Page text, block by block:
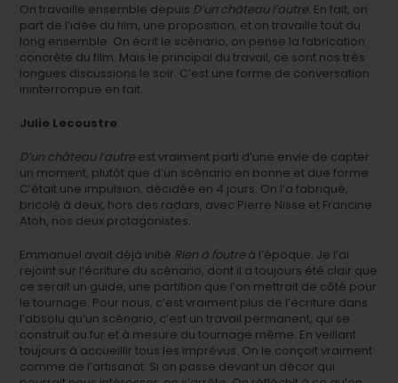
On travaille ensemble depuis D’un château l’autre. En fait, on
part de l’idée du film, une proposition, et on travaille tout du
long ensemble. On écrit le scénario, on pense la fabrication
concrète du film. Mais le principal du travail, ce sont nos très
longues discussions le soir. C’est une forme de conversation
ininterrompue en fait.
Julie Lecoustre
D’un château l’autre est vraiment parti d’une envie de capter
un moment, plutôt que d’un scénario en bonne et due forme.
C’était une impulsion, décidée en 4 jours. On l’a fabriqué,
bricolé à deux, hors des radars, avec Pierre Nisse et Francine
Atoh, nos deux protagonistes.
Emmanuel avait déjà initié Rien à foutre à l’époque. Je l’ai
rejoint sur l’écriture du scénario, dont il a toujours été clair que
ce serait un guide, une partition que l’on mettrait de côté pour
le tournage. Pour nous, c’est vraiment plus de l’écriture dans
l’absolu qu’un scénario, c’est un travail permanent, qui se
construit au fur et à mesure du tournage même. En veillant
toujours à accueillir tous les imprévus. On le conçoit vraiment
comme de l’artisanat. Si on passe devant un décor qui